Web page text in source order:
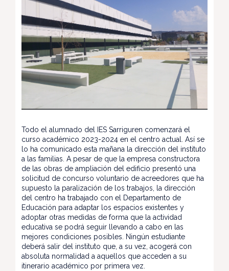
Todo el alumnado del IES Sarriguren comenzará el
curso académico 2023-2024 en el centro actual. Así se
lo ha comunicado esta mañana la dirección del instituto
a las familias. A pesar de que la empresa constructora
de las obras de ampliación del edificio presentó una
solicitud de concurso voluntario de acreedores que ha
supuesto la paralización de los trabajos, la dirección
del centro ha trabajado con el Departamento de
Educación para adaptar los espacios existentes y
adoptar otras medidas de forma que la actividad
educativa se podrá seguir llevando a cabo en las
mejores condiciones posibles. Ningún estudiante
deberá salir del instituto que, a su vez, acogerá con
absoluta normalidad a aquellos que acceden a su
itinerario académico por primera vez.